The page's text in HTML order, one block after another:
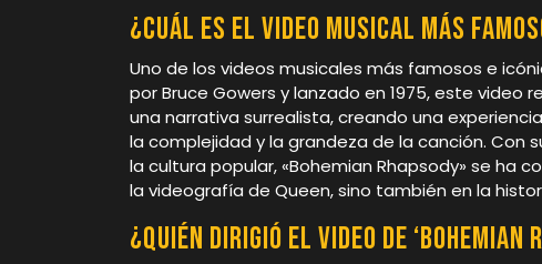
¿Cuál es el video musical más
Uno de los videos musicales más famosos e
por Bruce Gowers y lanzado en 1975, este
una narrativa surrealista, creando una
la complejidad y la grandeza de la canción. Con
la cultura popular, «Bohemian Rhapsody» se ha
la videografía de Queen, sino también en la
¿Quién dirigió el video de ‘Bohemian